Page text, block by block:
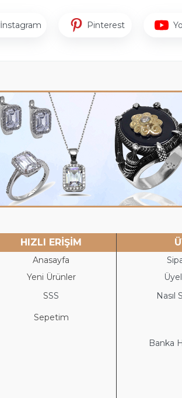
İnstagram Pinterest
HIZLI ERİŞİM
Anasayfa
Yeni Ürünler
SSS Nasıl
Sepetim
Banka